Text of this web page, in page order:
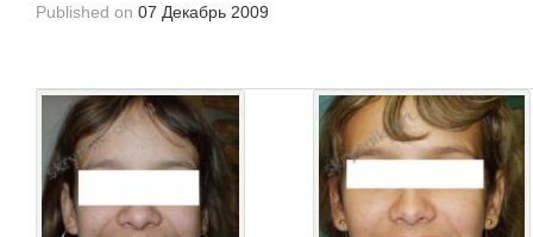
Published on 07 Декабрь 2009